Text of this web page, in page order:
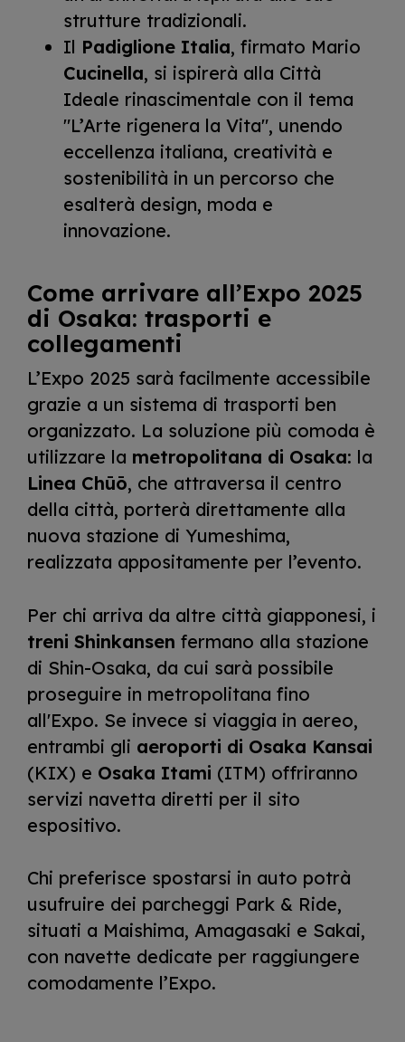
strutture tradizionali.
Il Padiglione Italia, firmato Mario
Cucinella, si ispirerà alla Città
Ideale rinascimentale con il tema
"L’Arte rigenera la Vita", unendo
eccellenza italiana, creatività e
sostenibilità in un percorso che
esalterà design, moda e
innovazione.
Come arrivare all’Expo 2025
di Osaka: trasporti e
collegamenti
L’Expo 2025 sarà facilmente accessibile
grazie a un sistema di trasporti ben
organizzato. La soluzione più comoda è
utilizzare la metropolitana di Osaka: la
Linea Chūō, che attraversa il centro
della città, porterà direttamente alla
nuova stazione di Yumeshima,
realizzata appositamente per l’evento.
Per chi arriva da altre città giapponesi, i
treni Shinkansen fermano alla stazione
di Shin-Osaka, da cui sarà possibile
proseguire in metropolitana fino
all'Expo. Se invece si viaggia in aereo,
entrambi gli aeroporti di Osaka Kansai
(KIX) e Osaka Itami (ITM) offriranno
servizi navetta diretti per il sito
espositivo.
Chi preferisce spostarsi in auto potrà
usufruire dei parcheggi Park & Ride,
situati a Maishima, Amagasaki e Sakai,
con navette dedicate per raggiungere
comodamente l’Expo.